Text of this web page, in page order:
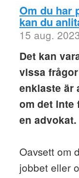
Om du har
kan du
15 aug.
Det kan
vissa
enklaste är
om det inte
en advokat.
Oavsett om
jobbet eller